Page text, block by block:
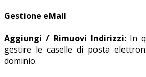
Gestione eMail
Aggiungi / Rimuovi Indirizzi:In
gestire le caselle di posta
dominio.